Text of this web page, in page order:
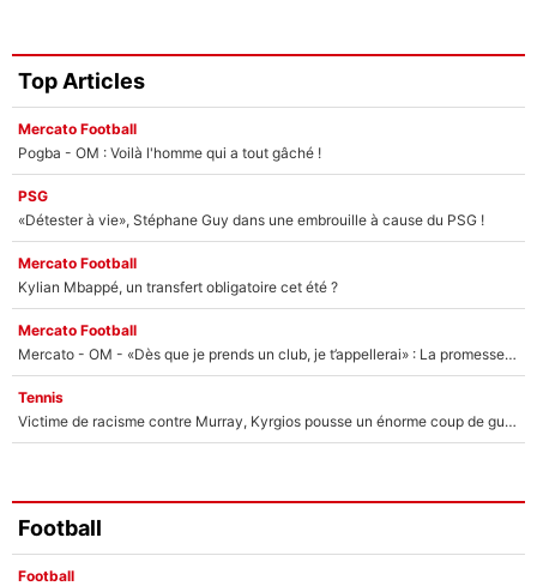
Top Articles
Mercato Football
Pogba - OM : Voilà l'homme qui a tout gâché !
PSG
«Détester à vie», Stéphane Guy dans une embrouille à cause du PSG !
Mercato Football
Kylian Mbappé, un transfert obligatoire cet été ?
Mercato Football
Mercato - OM - «Dès que je prends un club, je t’appellerai» : La promesse de Marcelino au moment de claquer la porte
Tennis
Victime de racisme contre Murray, Kyrgios pousse un énorme coup de gueule !
Football
Football